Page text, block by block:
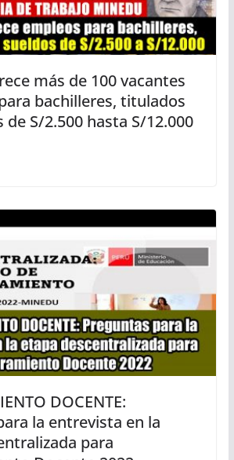
más de 100 vacantes
bachilleres, titulados
de S/2.500 hasta S/12.000
DOCENTE:
la entrevista en la
para